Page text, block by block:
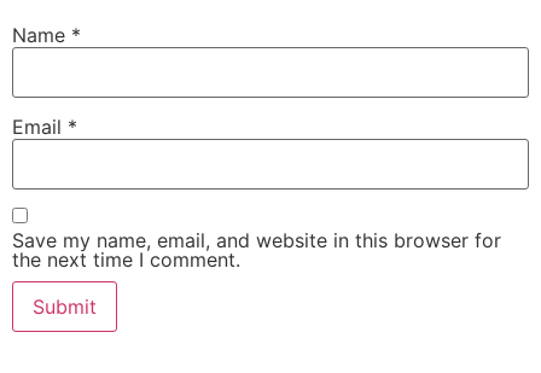
Name *
Email *
Save my name, email, and website in this browser for
the next time I comment.